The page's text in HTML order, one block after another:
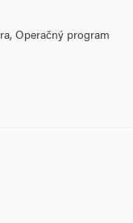
Operačný program